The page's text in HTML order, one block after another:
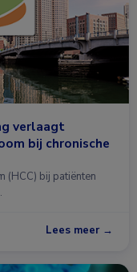
verlaagt
bij chronische
(HCC) bij patiënten
Lees meer →